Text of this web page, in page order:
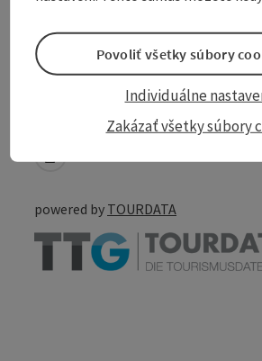
Accessibility
powered by TOURDATA
Zakázať všetky súbory
Individuálne
Povoliť všetky súbory